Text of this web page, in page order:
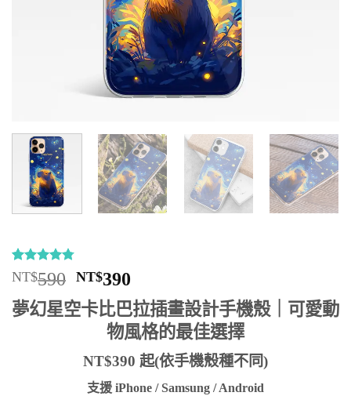
評分4.73
/ 5，已有
11
位顧客進
行評分
NT$590 原
始
價
格：
NT$590。
NT$390
前
價
格：
NT$390。
夢幻星空卡比巴拉插畫設計手機殼｜可愛動
物風格的最佳選擇
NT$390 起(依手機殼種不同)
支援 iPhone / Samsung / Android